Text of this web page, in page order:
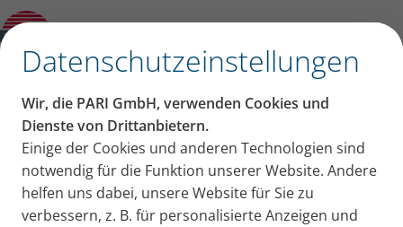
Datenschutzeinstellungen
Wir, die PARI GmbH, verwenden Cookies und
Dienste von Drittanbietern.
Einige der Cookies und anderen Technologien sind
notwendig für die Funktion unserer Website. Andere
helfen uns dabei, unsere Website für Sie zu
verbessern, z. B. für personalisierte Anzeigen und
PARI Unternehmen Weltweit
Sie haben Ihre Registrierung
bestätigt
Ihre Registrierung wird nun von uns überprüft.
Sie erhalten von uns eine Nachricht, sobald die
Überprüfung abgeschlossen ist.